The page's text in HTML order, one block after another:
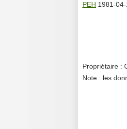
PEH 1981-
Propriétaire :
Note : les